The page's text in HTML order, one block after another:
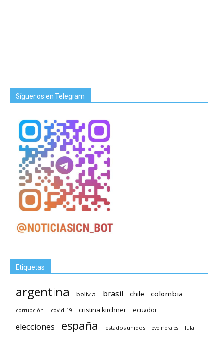
Síguenos en Telegram
Etiquetas
argentina bolivia brasil chile colombia
corrupción covid-19 cristina kirchner ecuador
elecciones españa estados unidos evo morales lula